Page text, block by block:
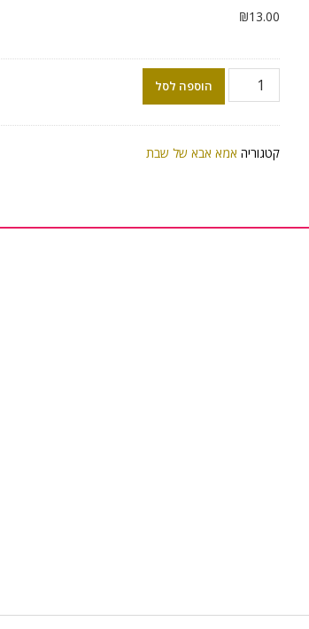
₪13.00
הוספה לסל
קטגוריה אמא אבא של שבת